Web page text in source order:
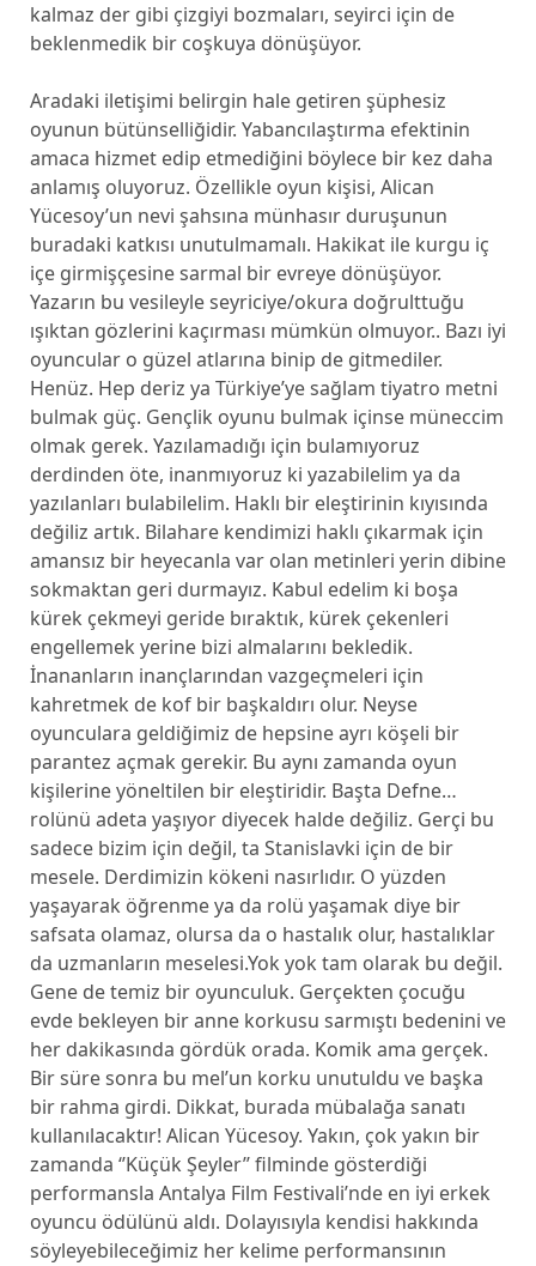
kalmaz der gibi çizgiyi bozmaları, seyirci için de
beklenmedik bir coşkuya dönüşüyor.
Aradaki iletişimi belirgin hale getiren şüphesiz
oyunun bütünselliğidir. Yabancılaştırma efektinin
amaca hizmet edip etmediğini böylece bir kez daha
anlamış oluyoruz. Özellikle oyun kişisi, Alican
Yücesoy’un nevi şahsına münhasır duruşunun
buradaki katkısı unutulmamalı. Hakikat ile kurgu iç
içe girmişçesine sarmal bir evreye dönüşüyor.
Yazarın bu vesileyle seyriciye/okura doğrulttuğu
ışıktan gözlerini kaçırması mümkün olmuyor.. Bazı iyi
oyuncular o güzel atlarına binip de gitmediler.
Henüz. Hep deriz ya Türkiye’ye sağlam tiyatro metni
bulmak güç. Gençlik oyunu bulmak içinse müneccim
olmak gerek. Yazılamadığı için bulamıyoruz
derdinden öte, inanmıyoruz ki yazabilelim ya da
yazılanları bulabilelim. Haklı bir eleştirinin kıyısında
değiliz artık. Bilahare kendimizi haklı çıkarmak için
amansız bir heyecanla var olan metinleri yerin dibine
sokmaktan geri durmayız. Kabul edelim ki boşa
kürek çekmeyi geride bıraktık, kürek çekenleri
engellemek yerine bizi almalarını bekledik.
İnananların inançlarından vazgeçmeleri için
kahretmek de kof bir başkaldırı olur. Neyse
oyunculara geldiğimiz de hepsine ayrı köşeli bir
parantez açmak gerekir. Bu aynı zamanda oyun
kişilerine yöneltilen bir eleştiridir. Başta Defne…
rolünü adeta yaşıyor diyecek halde değiliz. Gerçi bu
sadece bizim için değil, ta Stanislavki için de bir
mesele. Derdimizin kökeni nasırlıdır. O yüzden
yaşayarak öğrenme ya da rolü yaşamak diye bir
safsata olamaz, olursa da o hastalık olur, hastalıklar
da uzmanların meselesi.Yok yok tam olarak bu değil.
Gene de temiz bir oyunculuk. Gerçekten çocuğu
evde bekleyen bir anne korkusu sarmıştı bedenini ve
her dakikasında gördük orada. Komik ama gerçek.
Bir süre sonra bu mel’un korku unutuldu ve başka
bir rahma girdi. Dikkat, burada mübalağa sanatı
kullanılacaktır! Alican Yücesoy. Yakın, çok yakın bir
zamanda ‘’Küçük Şeyler’’ filminde gösterdiği
performansla Antalya Film Festivali’nde en iyi erkek
oyuncu ödülünü aldı. Dolayısıyla kendisi hakkında
söyleyebileceğimiz her kelime performansının